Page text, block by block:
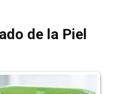
de la Piel